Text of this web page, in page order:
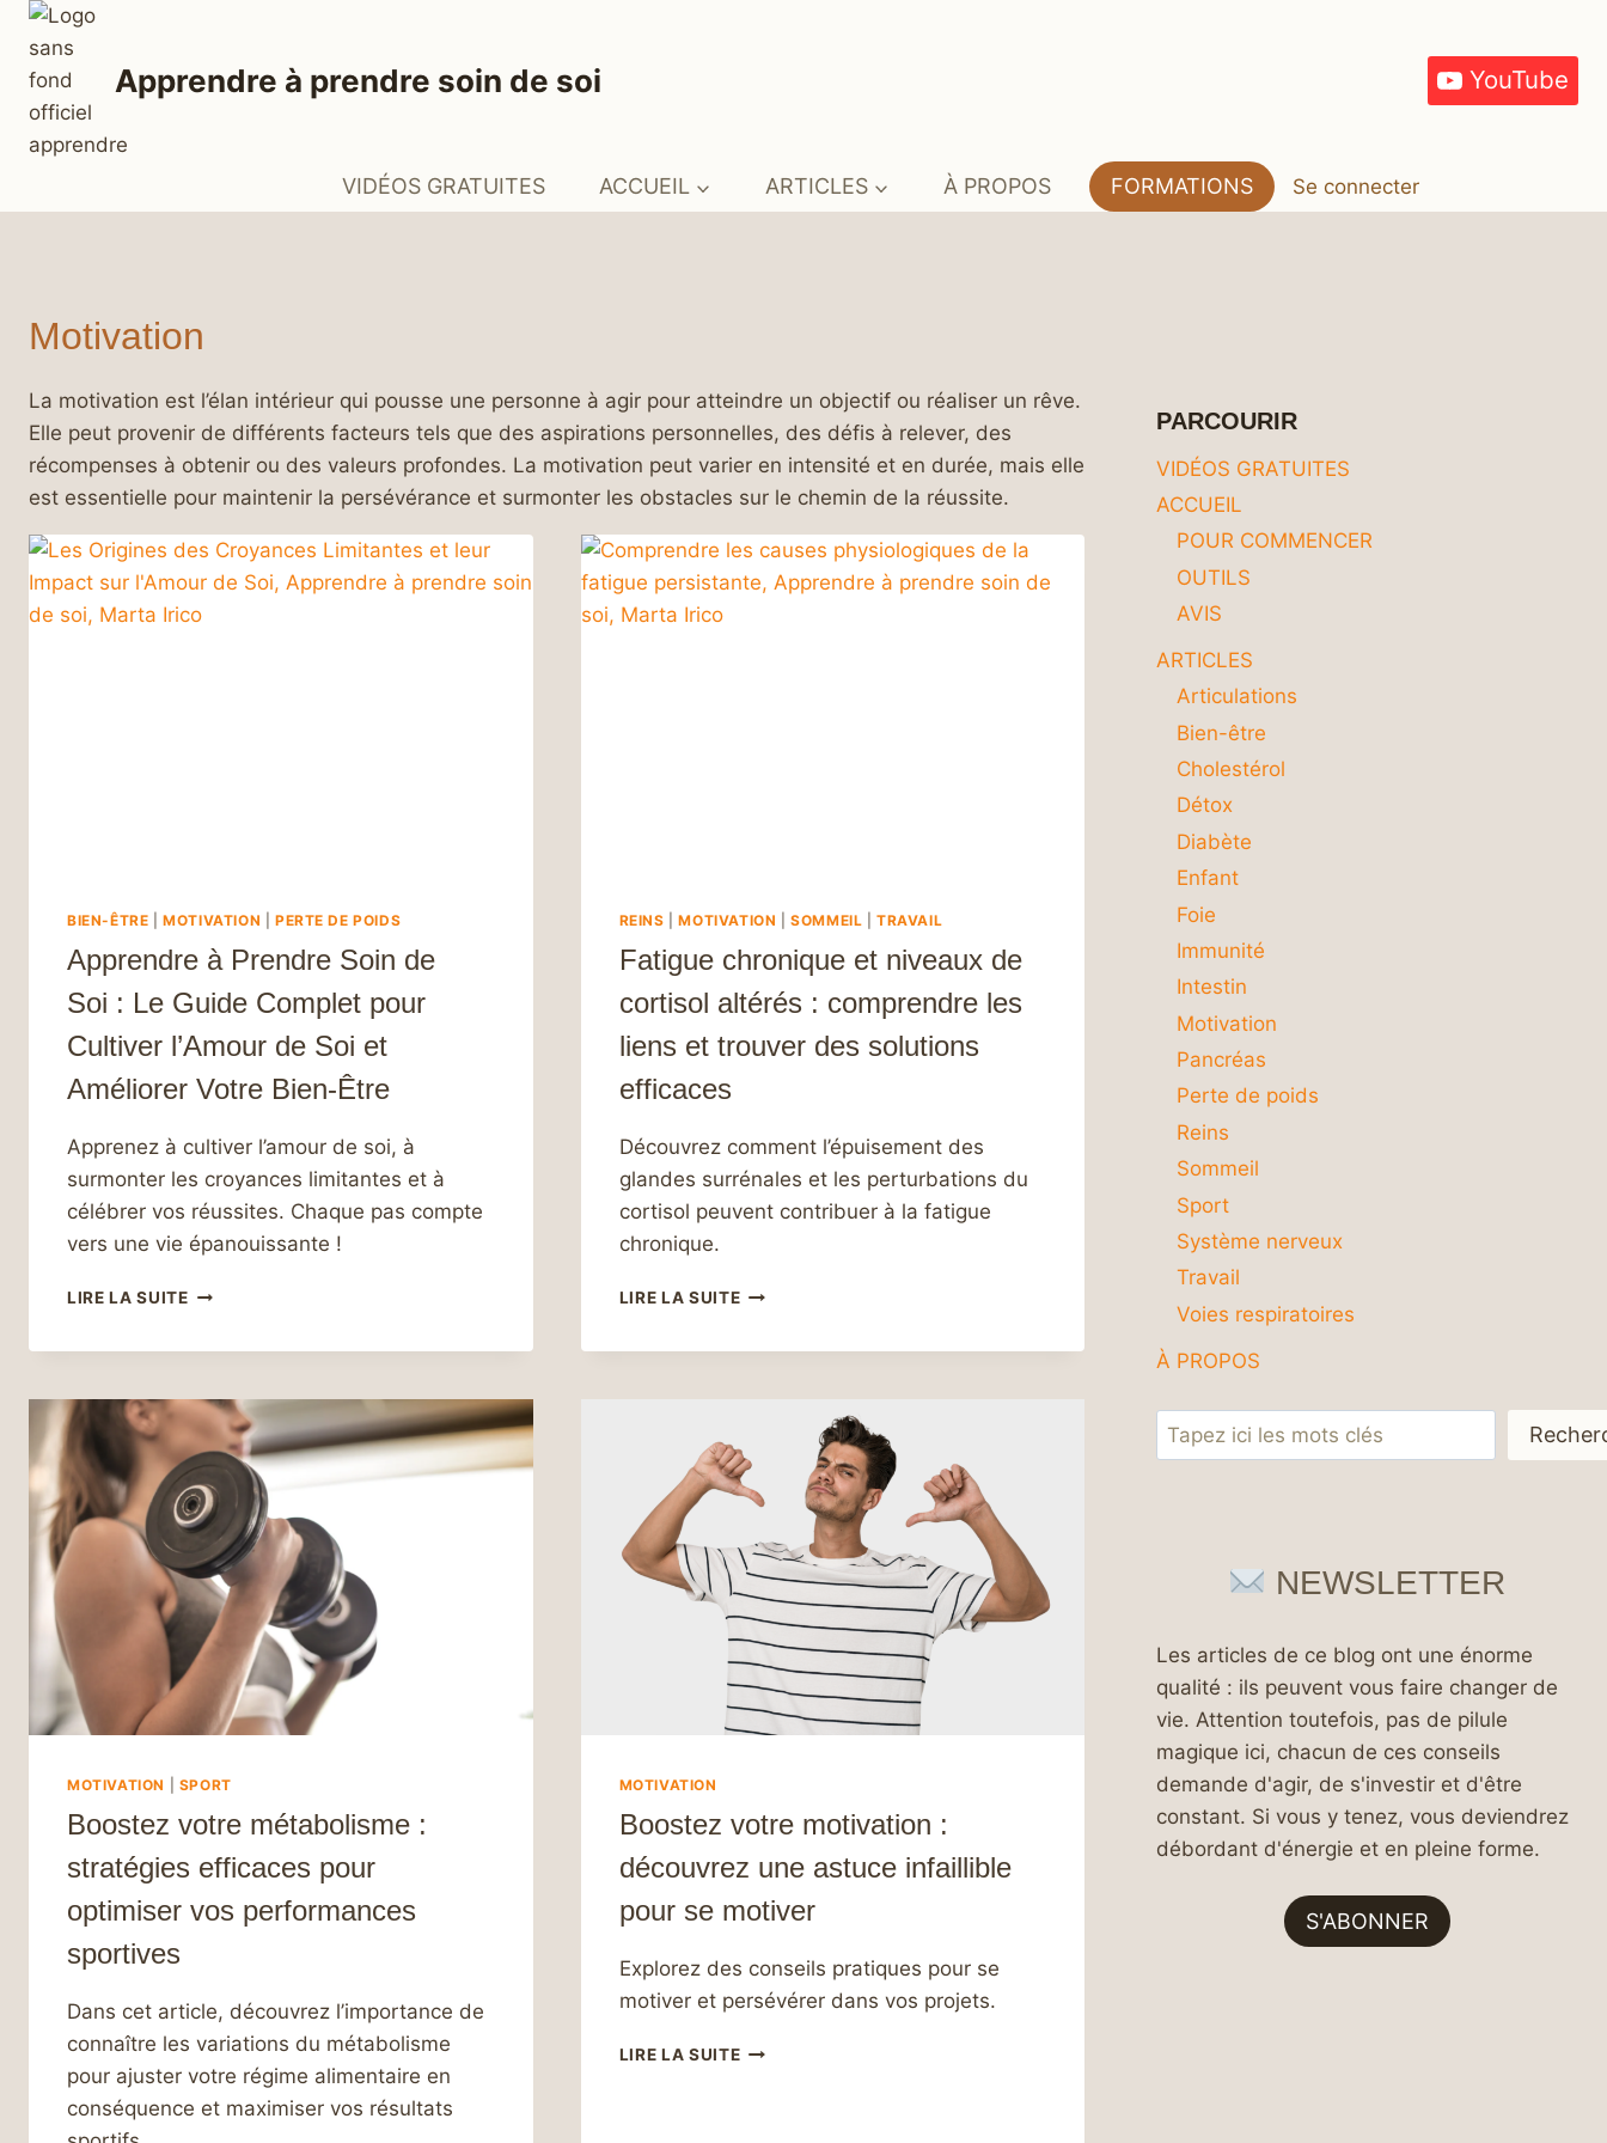
Aller
contenu
Apprendre à prendre soin de soi YouTube
VIDÉOS GRATUITES ACCUEIL ARTICLES À PROPOS FORMATIONS Se connecter
Motivation
La motivation est l’élan intérieur qui pousse une personne à agir pour atteindre un objectif ou réaliser un rêve.
Elle peut provenir de différents facteurs tels que des aspirations personnelles, des défis à relever, des
récompenses à obtenir ou des valeurs profondes. La motivation peut varier en intensité et en durée, mais elle
est essentielle pour maintenir la persévérance et surmonter les obstacles sur le chemin de la réussite.
BIEN-ÊTRE |MOTIVATION PERTE DE POIDS
Apprendre à Prendre Soin de
Soi : Le Guide Complet pour
Cultiver l’Amour de Soi et
Améliorer Votre Bien-Être
Apprenez à cultiver l’amour de soi, à
surmonter les croyances limitantes et à
célébrer vos réussites. Chaque pas compte
vers une vie épanouissante !
LIRE LA SUITEAPPRENDRE
SOI :
LE
GUIDE
COMPLET
POUR
CULTIVER
L’AMOUR
DE
SOI
ET
AMÉLIORER
VOTRE
BIEN-
REINS |MOTIVATION |SOMMEIL |TRAVAIL
Fatigue chronique et niveaux de
cortisol altérés : comprendre les
liens et trouver des solutions
efficaces
Découvrez comment l’épuisement des
glandes surrénales et les perturbations du
cortisol peuvent contribuer à la fatigue
chronique.
LIRE LA SUITEFATIGUE
:
COMPRENDRE
LIENS
ET
TROUVER
DES
SOLUTIONS
EFFICACES
MOTIVATION SPORT
Boostez votre métabolisme :
stratégies efficaces pour
optimiser vos performances
sportives
Dans cet article, découvrez l’importance de
connaître les variations du métabolisme
pour ajuster votre régime alimentaire en
conséquence et maximiser vos résultats
MOTIVATION
Boostez votre motivation :
découvrez une astuce infaillible
pour se motiver
Explorez des conseils pratiques pour se
motiver et persévérer dans vos projets.
LIRE LA SUITEBOOSTEZ
PARCOURIR
VIDÉOS GRATUITES
ACCUEIL
POUR COMMENCER
OUTILS
AVIS
ARTICLES
Articulations
Bien-être
Cholestérol
Détox
Diabète
Enfant
Foie
Immunité
Intestin
Motivation
Pancréas
Perte de poids
Reins
Sommeil
Sport
Système nerveux
Travail
Voies respiratoires
À PROPOS
Rechercher
NEWSLETTER
Les articles de ce blog ont une énorme
qualité : ils peuvent vous faire changer de
vie. Attention toutefois, pas de pilule
magique ici, chacun de ces conseils
demande d'agir, de s'investir et d'être
constant. Si vous y tenez, vous deviendrez
débordant d'énergie et en pleine forme.
S'ABONNER